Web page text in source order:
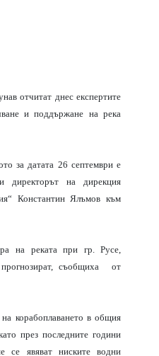
отчитат днес експертите
и поддържане на река
за датата 26 септември е
директорът на дирекция
Константин Ялъмов към
на реката при гр. Русе,
съобщиха
от
корабоплаването в общия
през последните години
се явяват ниските водни